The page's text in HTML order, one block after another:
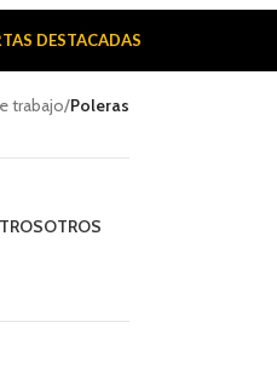
DESTACADAS
trabajo/Poleras
OTROS